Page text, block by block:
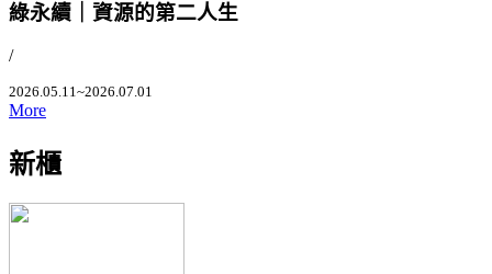
綠永續｜資源的第二人生
/
2026.05.11~2026.07.01
More
新櫃